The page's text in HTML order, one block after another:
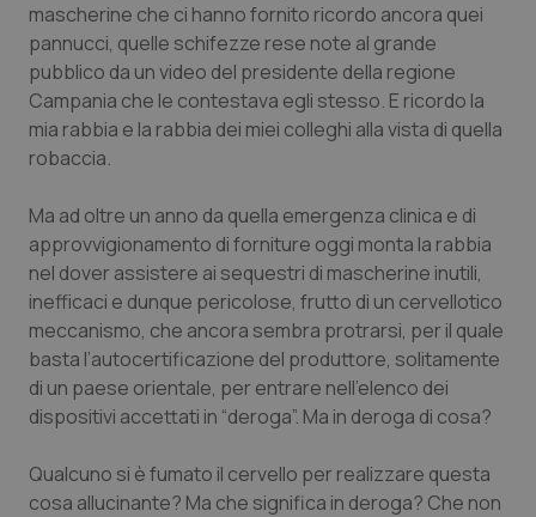
Quotidiano Chirurgia
Quotidiano Oncologia
Quotidiano Pediatria
Rene & patologie urogenitali
Salute orale & impianti
Sangue & coagulazione
Tiroide
Tumore al seno
mascherine che ci hanno fornito ricordo ancora quei
pannucci, quelle schifezze rese note al grande
pubblico da un video del presidente della regione
Campania che le contestava egli stesso. E ricordo la
mia rabbia e la rabbia dei miei colleghi alla vista di quella
robaccia.
Ma ad oltre un anno da quella emergenza clinica e di
approvvigionamento di forniture oggi monta la rabbia
nel dover assistere ai sequestri di mascherine inutili,
inefficaci e dunque pericolose, frutto di un cervellotico
meccanismo, che ancora sembra protrarsi, per il quale
basta l’autocertificazione del produttore, solitamente
di un paese orientale, per entrare nell’elenco dei
dispositivi accettati in “deroga”. Ma in deroga di cosa?
Qualcuno si è fumato il cervello per realizzare questa
cosa allucinante? Ma che significa in deroga? Che non